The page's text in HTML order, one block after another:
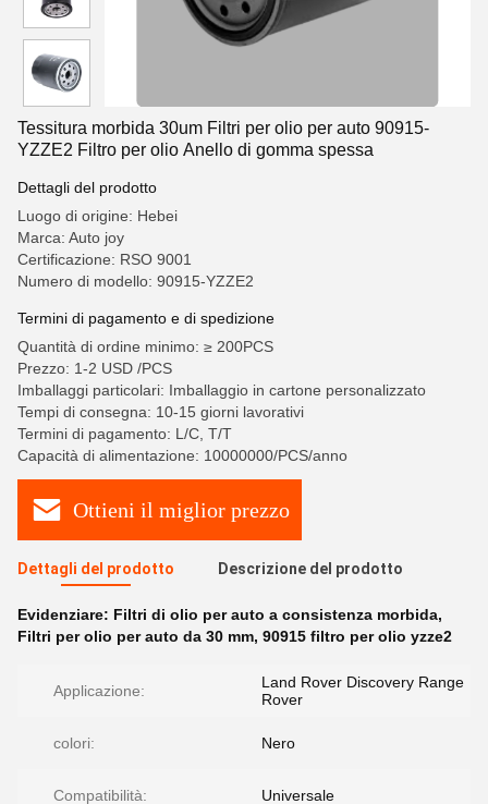
Tessitura morbida 30um Filtri per olio per auto 90915-
YZZE2 Filtro per olio Anello di gomma spessa
Dettagli del prodotto
Luogo di origine: Hebei
Marca: Auto joy
Certificazione: RSO 9001
Numero di modello: 90915-YZZE2
Termini di pagamento e di spedizione
Quantità di ordine minimo: ≥ 200PCS
Prezzo: 1-2 USD /PCS
Imballaggi particolari: Imballaggio in cartone personalizzato
Tempi di consegna: 10-15 giorni lavorativi
Termini di pagamento: L/C, T/T
Capacità di alimentazione: 10000000/PCS/anno
Ottieni il miglior prezzo
Dettagli del prodotto Descrizione del prodotto
Evidenziare: Filtri di olio per auto a consistenza morbida,
Filtri per olio per auto da 30 mm, 90915 filtro per olio yzze2
Applicazione:
Land Rover Discovery Range
Rover
colori: Nero
Compatibilità: Universale